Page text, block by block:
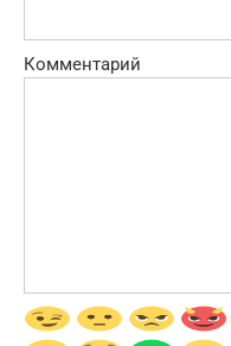
Комментарий